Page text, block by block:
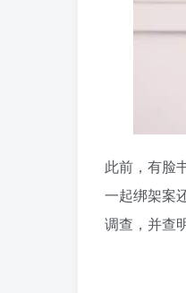
此前，有脸
一起绑架案
调查，并查